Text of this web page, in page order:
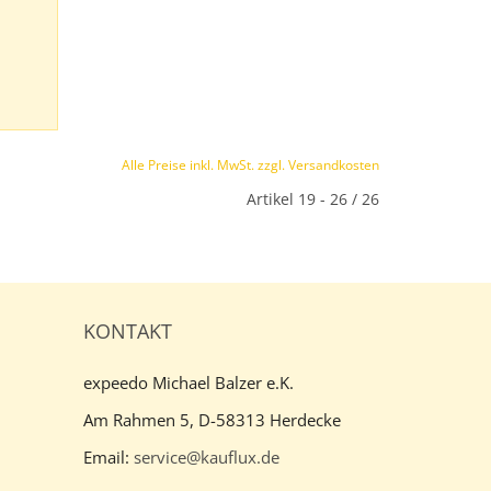
Alle Preise inkl. MwSt. zzgl. Versandkosten
Artikel 19 - 26 / 26
KONTAKT
expeedo Michael Balzer e.K.
Am Rahmen 5, D-58313 Herdecke
Email: service@kauflux.de